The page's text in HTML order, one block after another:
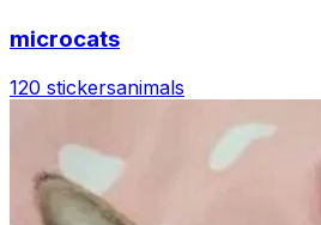
microcats
120 stickersanimals